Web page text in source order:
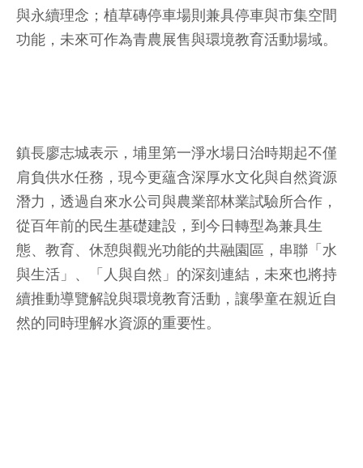
與永續理念；植草磚停車場則兼具停車與市集空間
功能，未來可作為青農展售與環境教育活動場域。
鎮長廖志城表示，埔里第一淨水場日治時期起不僅
肩負供水任務，現今更蘊含深厚水文化與自然資源
潛力，透過自來水公司與農業部林業試驗所合作，
從百年前的民生基礎建設，到今日轉型為兼具生
態、教育、休憩與觀光功能的共融園區，串聯「水
與生活」、「人與自然」的深刻連結，未來也將持
續推動導覽解說與環境教育活動，讓學童在親近自
然的同時理解水資源的重要性。